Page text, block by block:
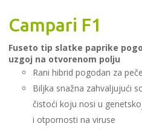
Campari F1
Fuseto tip slatke paprike
uzgoj na otvorenom polju
Rani hibrid pogodan za
Biljka snažna zahvaljujući
čistoći koju nosi u
i otpornosti na viruse